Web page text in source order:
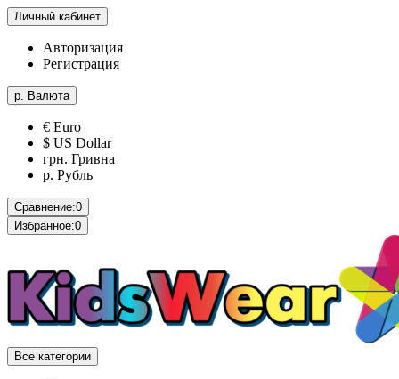
Личный кабинет
Авторизация
Регистрация
р. Валюта
€ Euro
$ US Dollar
грн. Гривна
р. Рубль
Сравнение:0
Избранное:0
Все категории